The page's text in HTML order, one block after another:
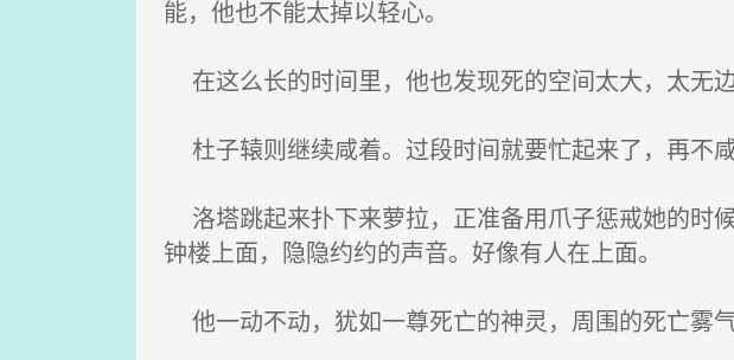
能，他也不能太掉以轻心。
在这么长的时间里，他也发现死的空间太大，太无
杜子辕则继续咸着。过段时间就要忙起来了，再不咸
洛塔跳起来扑下来萝拉，正准备用爪子惩戒她的时
钟楼上面，隐隐约约的声音。好像有人在上面。
他一动不动，犹如一尊死亡的神灵，周围的死亡雾